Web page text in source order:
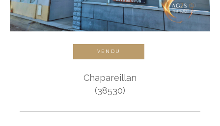
VENDU
Chapareillan
(38530)